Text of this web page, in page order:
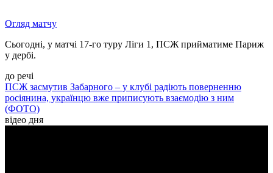
Огляд матчу
Сьогодні, у матчі 17-го туру Ліги 1, ПСЖ прийматиме Париж
у дербі.
до речі
ПСЖ засмутив Забарного – у клубі радіють поверненню
росіянина, українцю вже приписують взаємодію з ним
(ФОТО)
відео дня